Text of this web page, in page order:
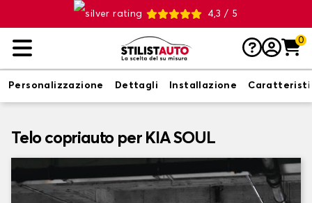
4,3 / 5
0
Personalizzazione Dettagli Installazione
Telo copriauto per KIA SOUL